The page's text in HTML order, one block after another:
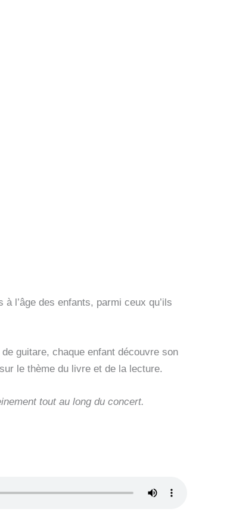
l’âge des enfants, parmi ceux qu’ils
guitare, chaque enfant découvre son
le thème du livre et de la lecture.
tout au long du concert.